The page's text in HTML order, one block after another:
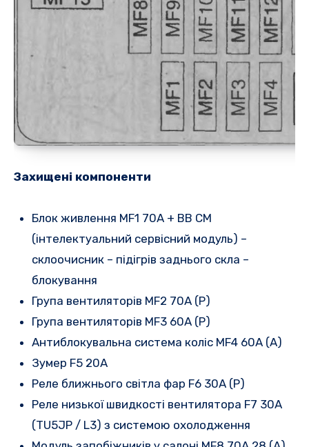
Захищені компоненти
Блок живлення MF1 70A + BB CM
(інтелектуальний сервісний модуль) –
склоочисник – підігрів заднього скла –
блокування
Група вентиляторів MF2 70A (P)
Група вентиляторів MF3 60A (P)
Антиблокувальна система коліс MF4 60A (A)
Зумер F5 20A
Реле ближнього світла фар F6 30A (P)
Реле низької швидкості вентилятора F7 30A
(TU5JP / L3) з системою охолодження